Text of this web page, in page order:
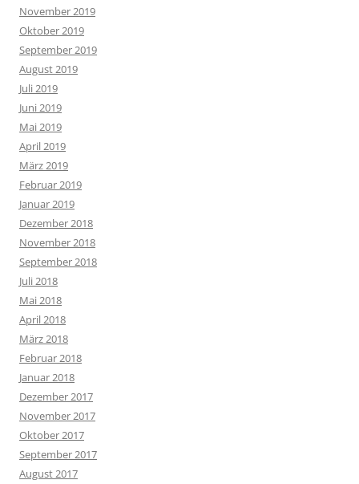
November 2019
Oktober 2019
September 2019
August 2019
Juli 2019
Juni 2019
Mai 2019
April 2019
März 2019
Februar 2019
Januar 2019
Dezember 2018
November 2018
September 2018
Juli 2018
Mai 2018
April 2018
März 2018
Februar 2018
Januar 2018
Dezember 2017
November 2017
Oktober 2017
September 2017
August 2017